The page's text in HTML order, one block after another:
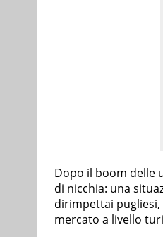
Dopo il boom delle
di nicchia: una
dirimpettai
mercato a livello